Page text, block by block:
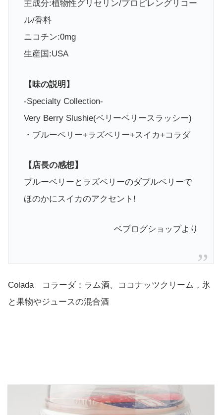
主成分:植物性グリセリン/プロピレングリコー
ル/香料
ニコチン:0mg
生産国:USA
【味の説明】
-Specialty Collection-
Very Berry Slushie(ベリーベリースラッシー)
・ブルーベリー+ラズベリー+スイカ+コラダ
【店長の感想】
ブルーベリーとラズベリーのダブルベリーで
ほのかにスイカのアクセント!
ベプログショップより
Colada コラーダ：ラム酒、ココナッツクリーム，氷
と果物やジュースの混合酒